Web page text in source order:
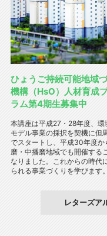
ひょうご持続可能地域
機構（HsO）人材育成
ラム第4期生募集中
本講座は平成27・28年度、環
モデル事業の採択を契機に但
でスタートし、平成30年度か
磨・中播磨地域でも開催する
なりました。これからの時代
られる事業づくりを学びます
レターズア